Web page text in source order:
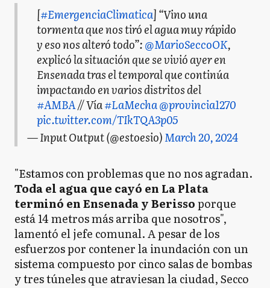
[#EmergenciaClimatica] “Vino una
tormenta que nos tiró el agua muy rápido
y eso nos alteró todo”:@MarioSeccoOK,
explicó la situación que se vivió ayer en
Ensenada tras el temporal que continúa
impactando en varios distritos del
#AMBA// Vía#LaMecha@provincia1270
pic.twitter.com/TIkTQA3p05
— Input Output (@estoesio)March 20, 2024
"Estamos con problemas que no nos agradan.
Toda el agua que cayó en La Plata
terminó en Ensenada y Berissoporque
está 14 metros más arriba que nosotros",
lamentó el jefe comunal. A pesar de los
esfuerzos por contener la inundación con un
sistema compuesto por cinco salas de bombas
y tres túneles que atraviesan la ciudad, Secco